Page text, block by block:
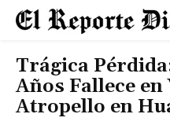
Trágica
Años Fallece
Atropello en